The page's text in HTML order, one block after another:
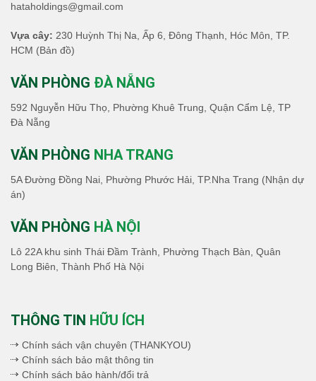
hataholdings@gmail.com
Vựa cây: 230 Huỳnh Thị Na, Ấp 6, Đông Thạnh, Hóc Môn, TP.
HCM (Bản đồ)
VĂN PHÒNG ĐÀ NẴNG
592 Nguyễn Hữu Thọ, Phường Khuê Trung, Quận Cẩm Lệ, TP
Đà Nẵng
VĂN PHÒNG NHA TRANG
5A Đường Đồng Nai, Phường Phước Hải, TP.Nha Trang (Nhận dự
án)
VĂN PHÒNG HÀ NỘI
Lô 22A khu sinh Thái Đầm Trành, Phường Thạch Bàn, Quân
Long Biên, Thành Phố Hà Nội
THÔNG TIN HỮU ÍCH
Chính sách vận chuyên (THANKYOU)
Chính sách bảo mật thông tin
Chính sách bảo hành/đổi trả